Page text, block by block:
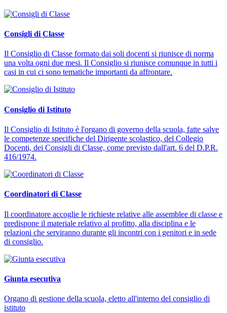
Consigli di Classe
Il Consiglio di Classe formato dai soli docenti si riunisce di norma
una volta ogni due mesi. Il Consiglio si riunisce comunque in tutti i
casi in cui ci sono tematiche importanti da affrontare.
Consiglio di Istituto
Il Consiglio di Istituto è l'organo di governo della scuola, fatte salve
le competenze specifiche del Dirigente scolastico, del Collegio
Docenti, dei Consigli di Classe, come previsto dall'art. 6 del D.P.R.
416/1974.
Coordinatori di Classe
Il coordinatore accoglie le richieste relative alle assemblee di classe e
predispone il materiale relativo al profitto, alla disciplina e le
relazioni che serviranno durante gli incontri con i genitori e in sede
di consiglio.
Giunta esecutiva
Organo di gestione della scuola, eletto all'interno del consiglio di
istituto